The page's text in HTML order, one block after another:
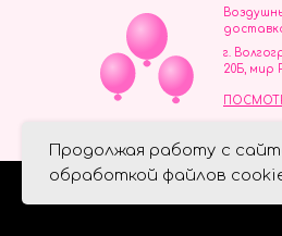
Продолжая работу с
обработкой файлов
г.
20Б, мир
ИНН 344110093739